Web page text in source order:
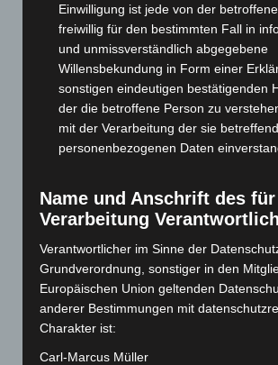
November 2023 (130)
Oktober 2023(114)
September 2023 (133)
August 2023(134)
Juli 2023(118)
Mai 2023
April 2023(155)
März 2023
(174)
Februar 2023(154)
Januar 2023(140)
Dezember 2022
November 2022(167)
Einwilligung ist jede von der
freiwillig für den bestimmten Fall in
und unmissverständlich abgegebene
Willensbekundung in Form einer
sonstigen eindeutigen bestätigenden
der die betroffene Person zu
mit der Verarbeitung der sie
personenbezogenen Daten
Name und Anschrift des
Verarbeitung
Verantwortlicher im Sinne der
Grundverordnung, sonstiger in den
Europäischen Union geltenden
anderer Bestimmungen mit
Charakter ist:
Carl-Marcus Müller